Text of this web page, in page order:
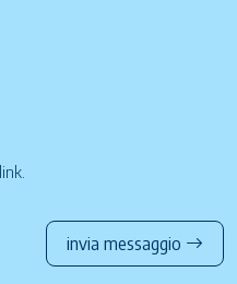
link
invia messaggio